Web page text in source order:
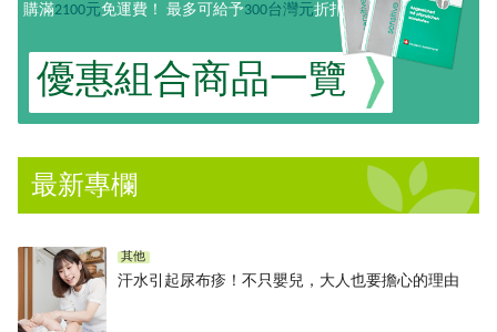
購滿2100元免運費！ 最多可給予300台灣元折扣！
優惠組合商品一覽
最新專欄
其他
汗水引起尿布疹！不只嬰兒，大人也要擔心的理由